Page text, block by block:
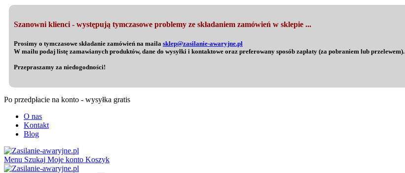
Szanowni klienci - występują tymczasowe problemy ze składaniem zamówień w sklepie ...
Prosimy o tymczasowe składanie zamówień na maila sklep@zasilanie-awaryjne.pl
W mailu podaj listę zamawianych produktów, dane do wysyłki i kontaktowe oraz preferowany sposób zapłaty (za pobraniem lub przelewem).
Przepraszamy za niedogodności!
Po przedpłacie na konto - wysyłka gratis
O nas
Kontakt
Blog
Menu Szukaj Moje konto Koszyk